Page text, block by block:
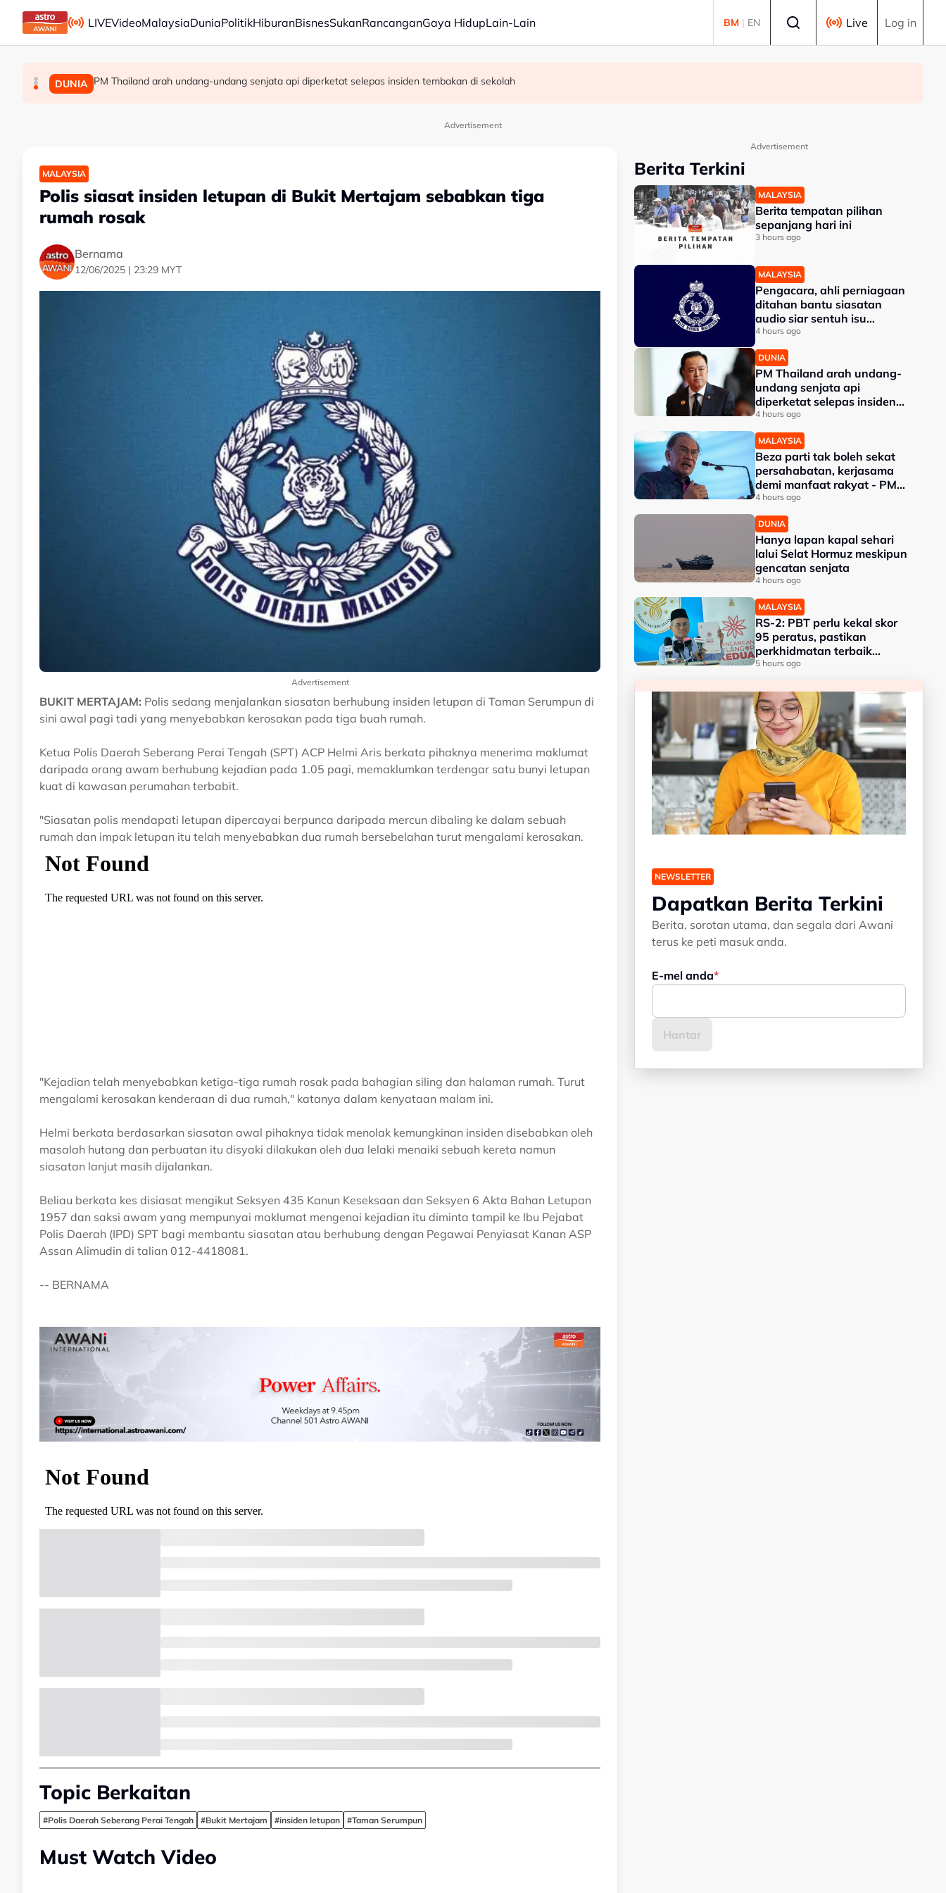
Skip to main content
LIVEVideoMalaysiaDuniaPolitikHiburanBisnesSukanRancanganGaya HidupLain-Lain BM | EN Live Log in
MALAYSIA Berita tempatan pilihan sepanjang hari ini
MALAYSIA Pengacara, ahli perniagaan ditahan bantu siasatan audio siar sentuh isu sensitiviti agama
DUNIA PM Thailand arah undang-undang senjata api diperketat selepas insiden tembakan di sekolah
Advertisement
MALAYSIA
Polis siasat insiden letupan di Bukit Mertajam sebabkan tiga
rumah rosak
Bernama
12/06/2025 | 23:29 MYT
Advertisement
BUKIT MERTAJAM: Polis sedang menjalankan siasatan berhubung insiden letupan di Taman Serumpun di
sini awal pagi tadi yang menyebabkan kerosakan pada tiga buah rumah.
Ketua Polis Daerah Seberang Perai Tengah (SPT) ACP Helmi Aris berkata pihaknya menerima maklumat
daripada orang awam berhubung kejadian pada 1.05 pagi, memaklumkan terdengar satu bunyi letupan
kuat di kawasan perumahan terbabit.
"Siasatan polis mendapati letupan dipercayai berpunca daripada mercun dibaling ke dalam sebuah
rumah dan impak letupan itu telah menyebabkan dua rumah bersebelahan turut mengalami kerosakan.
"Kejadian telah menyebabkan ketiga-tiga rumah rosak pada bahagian siling dan halaman rumah. Turut
mengalami kerosakan kenderaan di dua rumah," katanya dalam kenyataan malam ini.
Helmi berkata berdasarkan siasatan awal pihaknya tidak menolak kemungkinan insiden disebabkan oleh
masalah hutang dan perbuatan itu disyaki dilakukan oleh dua lelaki menaiki sebuah kereta namun
siasatan lanjut masih dijalankan.
Beliau berkata kes disiasat mengikut Seksyen 435 Kanun Keseksaan dan Seksyen 6 Akta Bahan Letupan
1957 dan saksi awam yang mempunyai maklumat mengenai kejadian itu diminta tampil ke Ibu Pejabat
Polis Daerah (IPD) SPT bagi membantu siasatan atau berhubung dengan Pegawai Penyiasat Kanan ASP
Assan Alimudin di talian 012-4418081.
-- BERNAMA
Topic Berkaitan
#Polis Daerah Seberang Perai Tengah #Bukit Mertajam #insiden letupan #Taman Serumpun
Must Watch Video
Advertisement
Berita Terkini
MALAYSIA
Berita tempatan pilihan
sepanjang hari ini
3 hours ago
MALAYSIA
Pengacara, ahli perniagaan
ditahan bantu siasatan
audio siar sentuh isu
sensitiviti agama
4 hours ago
DUNIA
PM Thailand arah undang-
undang senjata api
diperketat selepas insiden
tembakan di sekolah
4 hours ago
MALAYSIA
Beza parti tak boleh sekat
persahabatan, kerjasama
demi manfaat rakyat - PM
Anwar
4 hours ago
DUNIA
Hanya lapan kapal sehari
lalui Selat Hormuz meskipun
gencatan senjata
4 hours ago
MALAYSIA
RS-2: PBT perlu kekal skor
95 peratus, pastikan
perkhidmatan terbaik
kepada rakyat - Amirudin
5 hours ago
NEWSLETTER
Dapatkan Berita Terkini
Berita, sorotan utama, dan segala dari Awani
terus ke peti masuk anda.
E-mel anda